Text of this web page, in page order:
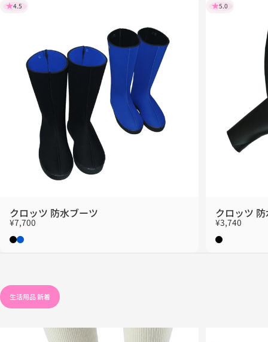
4.5
クロッツ 防水ブーツ
¥7,700
ブラック
ブルー
5.0
クロッツ
¥3,740
ブラック
生活用品 新着